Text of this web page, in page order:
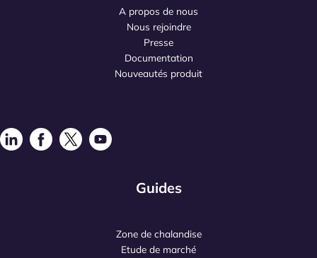
A propos de nous
Nous rejoindre
Presse
Documentation
Nouveautés produit
Guides
Zone de chalandise
Etude de marché